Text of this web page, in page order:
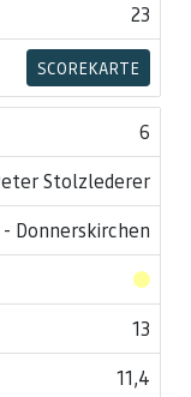
23
SCOREKARTE
6
Stolzlederer
- Donnerskirchen
13
11,4